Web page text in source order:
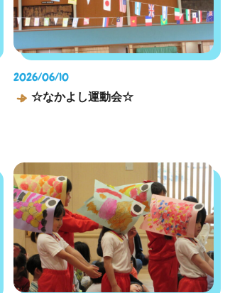
2026/06/10
☆なかよし運動会☆